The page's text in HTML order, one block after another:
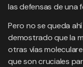
las defensas de una
Pero no se queda
demostrado que la
otras vías
que son cruciales